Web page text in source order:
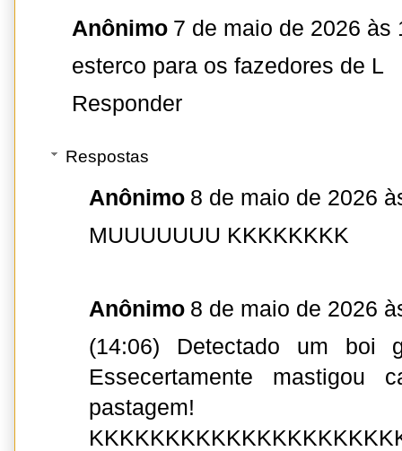
Anônimo 7 de maio de 2026 às
esterco para os fazedores de L
Responder
Respostas
Anônimo 8 de maio de 2026
MUUUUUUU KKKKKKKK
Anônimo 8 de maio de 2026
(14:06) Detectado um boi
Essecertamente mastigou
pastagem!